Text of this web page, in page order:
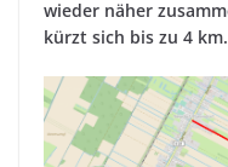
wie­der näher
kürzt sich bis zu 4 km.